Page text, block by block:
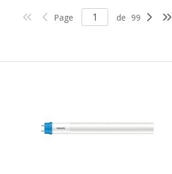
Page de 99